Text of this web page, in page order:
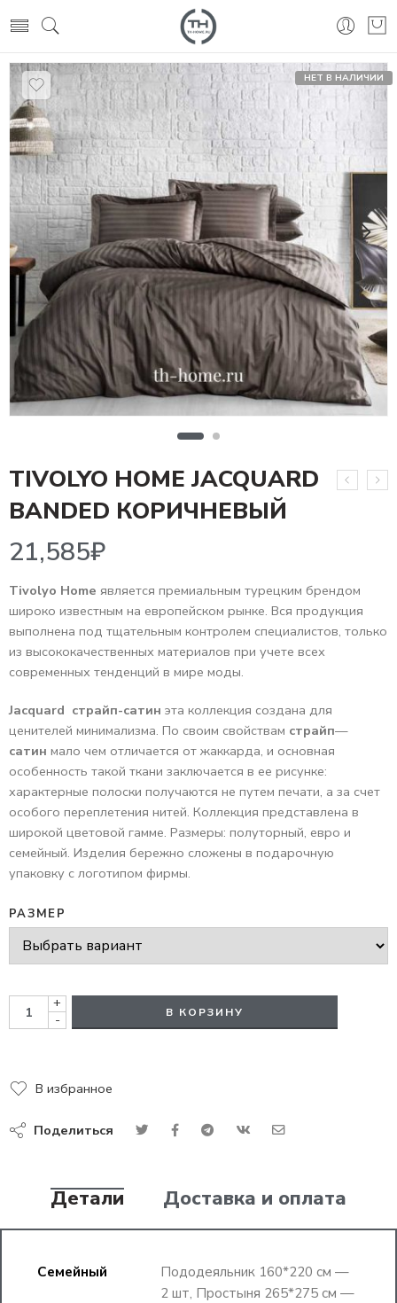
НЕТ В НАЛИЧИИ
TIVOLYO HOME JACQUARD
BANDED КОРИЧНЕВЫЙ
21,585₽
Tivolyo Home является премиальным турецким брендом
широко известным на европейском рынке. Вся продукция
выполнена под тщательным контролем специалистов, только
из высококачественных материалов при учете всех
современных тенденций в мире моды.
Jaсquard страйп-сатин эта коллекция создана для
ценителей минимализма. По своим свойствам страйп—
сатин мало чем отличается от жаккарда, и основная
особенность такой ткани заключается в ее рисунке:
характерные полоски получаются не путем печати, а за счет
особого переплетения нитей. Коллекция представлена в
широкой цветовой гамме. Размеры: полуторный, евро и
семейный. Изделия бережно сложены в подарочную
упаковку с логотипом фирмы.
РАЗМЕР
+
-
В КОРЗИНУ
В избранное
Поделиться
Детали Доставка и оплата
Семейный
Пододеяльник 160*220 см —
2 шт, Простыня 265*275 см —